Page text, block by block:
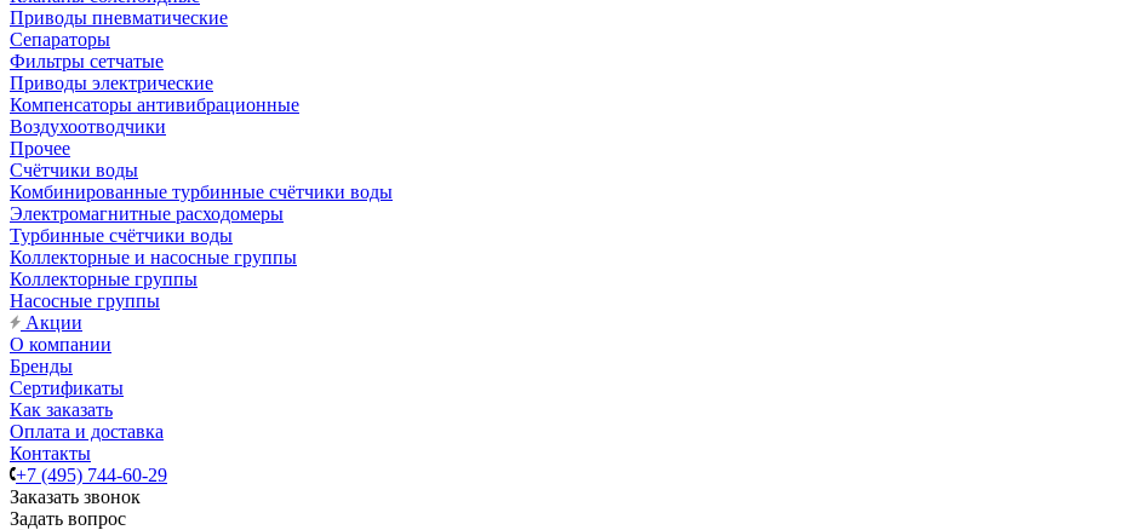
Приводы пневматические
Сепараторы
Фильтры сетчатые
Приводы электрические
Компенсаторы антивибрационные
Воздухоотводчики
Прочее
Счётчики воды
Комбинированные турбинные счётчики воды
Электромагнитные расходомеры
Турбинные счётчики воды
Коллекторные и насосные группы
Коллекторные группы
Насосные группы
Акции
О компании
Бренды
Сертификаты
Как заказать
Оплата и доставка
Контакты
+7 (495) 744-60-29
Заказать звонок
Задать вопрос